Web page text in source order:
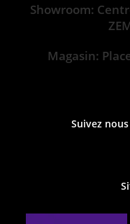
Showroom:
Magasin:
Suivez